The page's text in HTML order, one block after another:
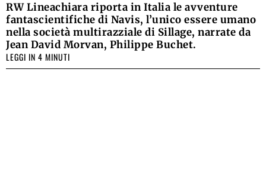
RW Lineachiara riporta in Italia le avventure
fantascientifiche di Navis, l’unico essere umano
nella società multirazziale di Sillage, narrate da
Jean David Morvan, Philippe Buchet.
LEGGI IN 4 MINUTI